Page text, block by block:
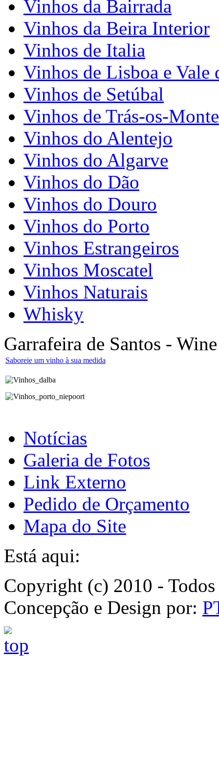
Vinhos da Bairrada
Vinhos da Beira Interior
Vinhos de Italia
Vinhos de Lisboa e Vale
Vinhos de Setúbal
Vinhos de Trás-os-
Vinhos do Alentejo
Vinhos do Algarve
Vinhos do Dão
Vinhos do Douro
Vinhos do Porto
Vinhos Estrangeiros
Vinhos Moscatel
Vinhos Naturais
Whisky
Garrafeira de Santos -
Saboreie um vinho à sua medida
Notícias
Galeria de Fotos
Link Externo
Pedido de Orçamento
Mapa do Site
Está aqui:
Copyright (c) 2010 -
Concepção e Design por: